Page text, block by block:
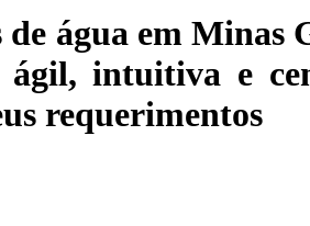
de água em Minas
ágil, intuitiva e
requerimentos